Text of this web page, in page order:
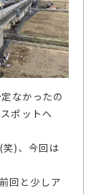
なかったの
ポットへ
笑)、今回は
回と少しア